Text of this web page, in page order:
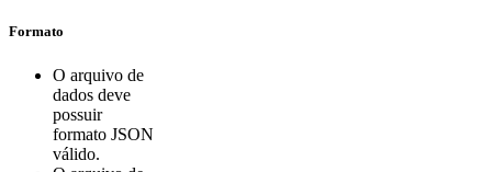
Formato
O arquivo de
dados deve
possuir
formato JSON
válido.